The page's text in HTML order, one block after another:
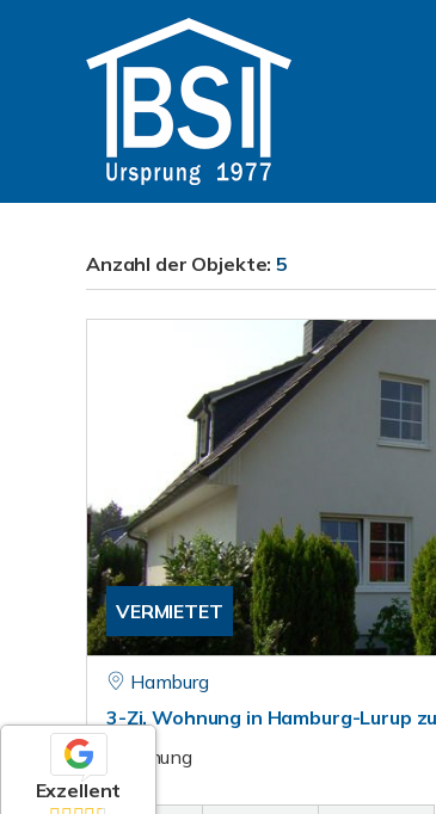
Anzahl der Objekte:5
VERMIETET
Hamburg
3-Zi. Wohnung in Hamburg-Lurup
Wohnung
Exzellent